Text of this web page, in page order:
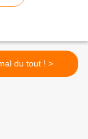
Pas mal du tout ! >